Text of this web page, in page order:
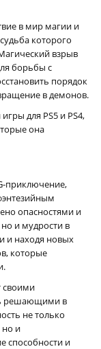
в мир магии и
которого
взрыв
борьбы с
порядок
в демонов.
для PS5 и PS4,
она
приключение,
опасностями и
и мудрости в
и находя новых
которые
своими
решающими в
не только
но и
способности и